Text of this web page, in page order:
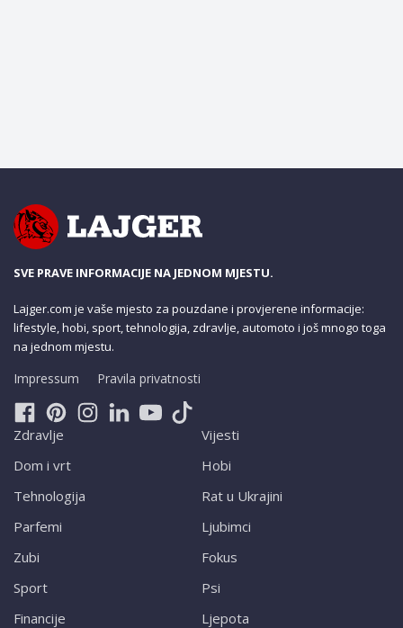
SVE PRAVE INFORMACIJE NA JEDNOM MJESTU.
Lajger.com je vaše mjesto za pouzdane i provjerene informacije:
lifestyle, hobi, sport, tehnologija, zdravlje, automoto i još mnogo toga
na jednom mjestu.
Impressum Pravila privatnosti
Zdravlje
Dom i vrt
Tehnologija
Parfemi
Zubi
Sport
Financije
Vijesti
Hobi
Rat u Ukrajini
Ljubimci
Fokus
Psi
Ljepota